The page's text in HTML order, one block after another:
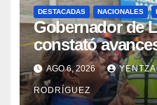
DESTACADAS NACIONALES
Gobernador de
constató
rehabilitación
Catia la Mar
AGO 6, 2026
RODRÍGUEZ